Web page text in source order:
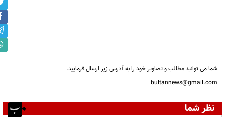
شما می توانید مطالب و تصاویر خود را به آدرس زیر ارسال فرمایید.
bultannews@gmail.com
نظر شما